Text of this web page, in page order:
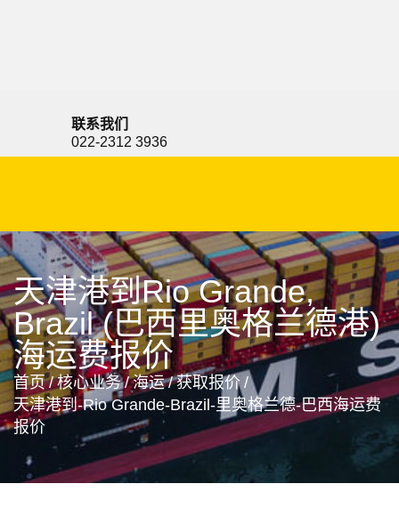
联系我们
022-2312 3936
天津港到Rio Grande,
Brazil (巴西里奥格兰德港)
海运费报价
首页 / 核心业务 / 海运 / 获取报价 /
天津港到-Rio Grande-Brazil-里奥格兰德-巴西海运费
报价